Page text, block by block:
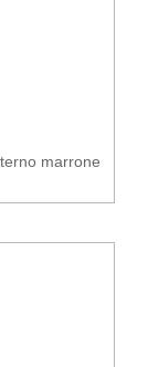
marrone